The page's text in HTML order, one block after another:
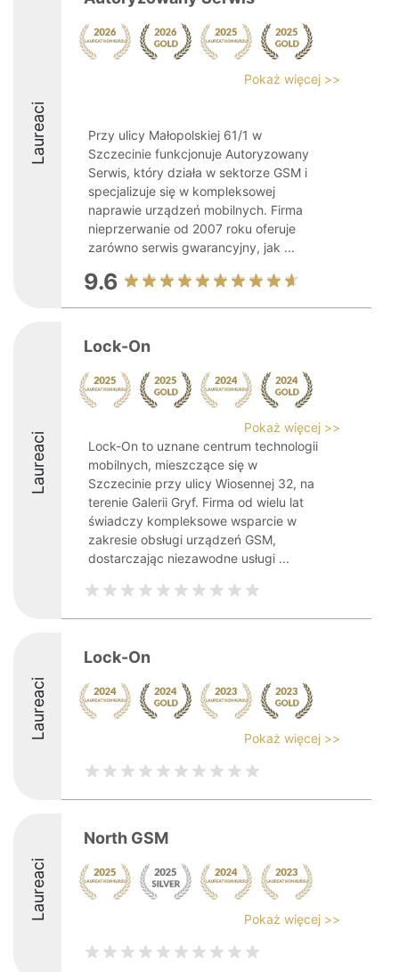
Laureaci
Pokaż więcej >>
Przy ulicy Małopolskiej 61/1 w
Szczecinie funkcjonuje Autoryzowany
Serwis, który działa w sektorze GSM i
specjalizuje się w kompleksowej
naprawie urządzeń mobilnych. Firma
nieprzerwanie od 2007 roku oferuje
zarówno serwis gwarancyjny, jak ...
9.6
Laureaci
Lock-On
Pokaż więcej >>
Lock-On to uznane centrum technologii
mobilnych, mieszczące się w
Szczecinie przy ulicy Wiosennej 32, na
terenie Galerii Gryf. Firma od wielu lat
świadczy kompleksowe wsparcie w
zakresie obsługi urządzeń GSM,
dostarczając niezawodne usługi ...
Laureaci
Lock-On
Pokaż więcej >>
Laureaci
North GSM
Pokaż więcej >>